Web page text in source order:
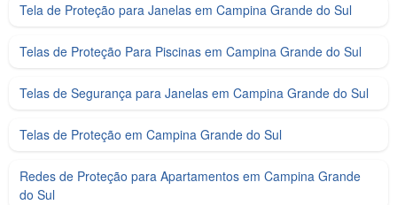
Tela de Proteção para Janelas em Campina Grande do Sul
Telas de Proteção Para Piscinas em Campina Grande do Sul
Telas de Segurança para Janelas em Campina Grande do Sul
Telas de Proteção em Campina Grande do Sul
Redes de Proteção para Apartamentos em Campina Grande
do Sul